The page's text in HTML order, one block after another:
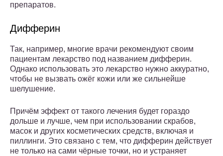
препаратов.
Дифферин
Так, например, многие врачи рекомендуют своим
пациентам лекарство под названием дифферин.
Однако использовать это лекарство нужно аккуратно,
чтобы не вызвать ожёг кожи или же сильнейше
шелушение.
Причём эффект от такого лечения будет гораздо
дольше и лучше, чем при использовании скрабов,
масок и других косметических средств, включая и
пиллинги. Это связано с тем, что дифферин действует
не только на сами чёрные точки, но и устраняет